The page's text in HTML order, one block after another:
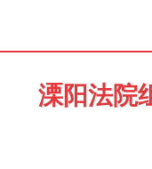
溧阳法院